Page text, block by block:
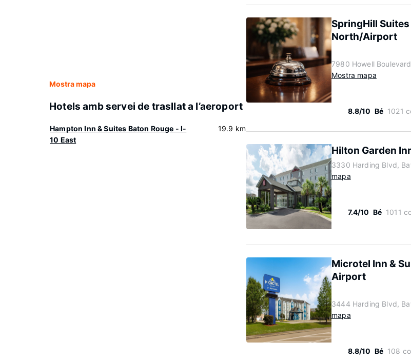
Mostra mapa
Hotels amb servei de trasllat a l’aeroport
Hampton Inn & Suites Baton Rouge - I-
10 East
19.9 km
SpringHill
North/Airport
7980 Howell
Mostra mapa
8.8/10 Bé 1021
Hilton Garden
3330 Harding Blvd,
mapa
7.4/10 Bé 1011
Microtel Inn &
Airport
3444 Harding Blvd,
mapa
8.8/10 Bé 108